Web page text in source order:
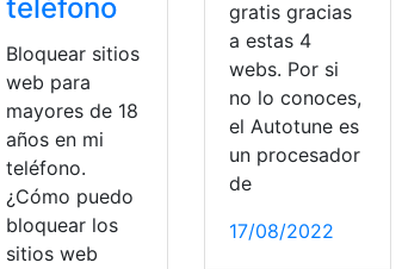
,VISAS Web
teléfono
Bloquear sitios
web para
mayores de 18
años en mi
teléfono.
¿Cómo puedo
bloquear los
sitios web
gratis gracias
a estas 4
webs. Por si
no lo conoces,
el Autotune es
un procesador
de
17/08/2022